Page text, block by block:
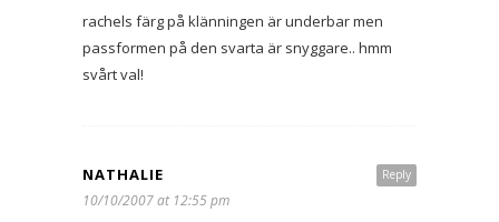
rachels färg på klänningen är underbar men
passformen på den svarta är snyggare.. hmm
svårt val!
Reply
NATHALIE
10/10/2007 at 12:55 pm